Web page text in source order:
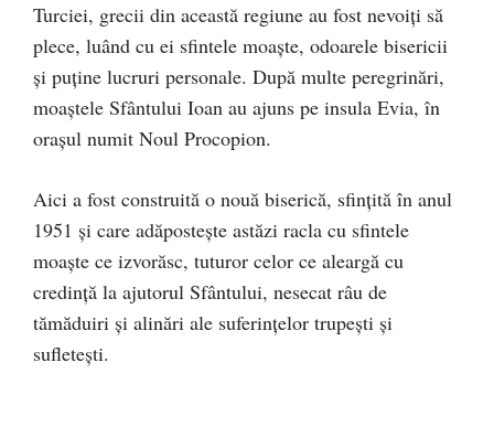
Turciei, grecii din această regiune au fost nevoiţi să
plece, luând cu ei sfintele moaşte, odoarele bisericii
şi puţine lucruri personale. După multe peregrinări,
moaştele Sfântului Ioan au ajuns pe insula Evia, în
oraşul numit Noul Procopion.
Aici a fost construită o nouă biserică, sfinţită în anul
1951 şi care adăposteşte astăzi racla cu sfintele
moaşte ce izvorăsc, tuturor celor ce aleargă cu
credinţă la ajutorul Sfântului, nesecat râu de
tămăduiri şi alinări ale suferinţelor trupeşti şi
sufleteşti.